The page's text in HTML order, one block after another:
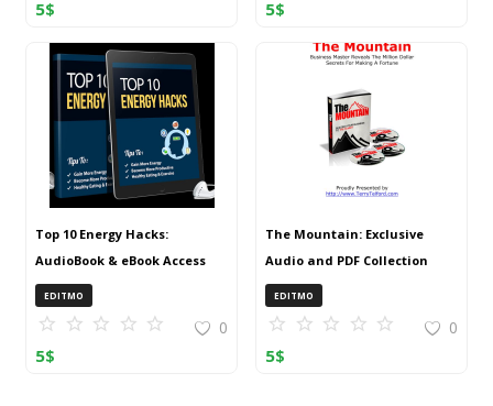
5$ 5$
Top 10 Energy Hacks:
AudioBook & eBook Access
EDITMO
0
5$
The Mountain: Exclusive
Audio and PDF Collection
EDITMO
0
5$